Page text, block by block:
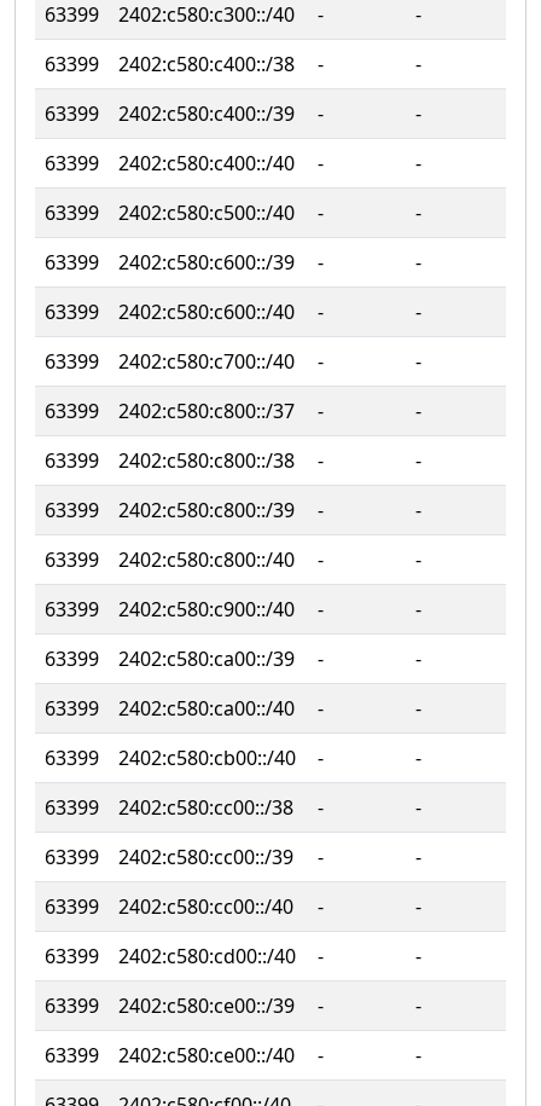
63399
2402:c580:c300::/40 ‐
‐
63399
2402:c580:c400::/38 ‐
‐
63399
2402:c580:c400::/39 ‐
‐
63399
2402:c580:c400::/40 ‐
‐
63399
2402:c580:c500::/40 ‐
‐
63399
2402:c580:c600::/39 ‐
‐
63399
2402:c580:c600::/40 ‐
‐
63399
2402:c580:c700::/40 ‐
‐
63399
2402:c580:c800::/37 ‐
‐
63399
2402:c580:c800::/38 ‐
‐
63399
2402:c580:c800::/39 ‐
‐
63399
2402:c580:c800::/40 ‐
‐
63399
2402:c580:c900::/40 ‐
‐
63399
2402:c580:ca00::/39 ‐
‐
63399
2402:c580:ca00::/40 ‐
‐
63399
2402:c580:cb00::/40 ‐
‐
63399
2402:c580:cc00::/38 ‐
‐
63399
2402:c580:cc00::/39 ‐
‐
63399
2402:c580:cc00::/40 ‐
‐
63399
2402:c580:cd00::/40 ‐
‐
63399
2402:c580:ce00::/39 ‐
‐
63399
2402:c580:ce00::/40 ‐
‐